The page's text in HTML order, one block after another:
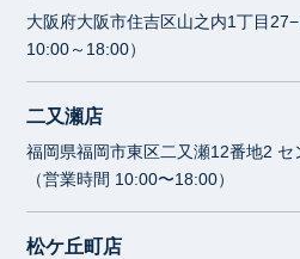
大阪府大阪市住吉区山之内1丁目
10:00～18:00）
二又瀬店
福岡県福岡市東区二又瀬12番地2 セ
（営業時間 10:00〜18:00）
松ケ丘町店